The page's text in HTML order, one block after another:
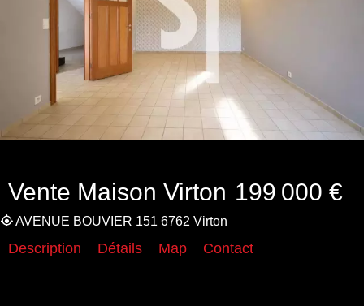
Vente Maison Virton 199 000 €
AVENUE BOUVIER 151 6762 Virton
Description Détails Map Contact